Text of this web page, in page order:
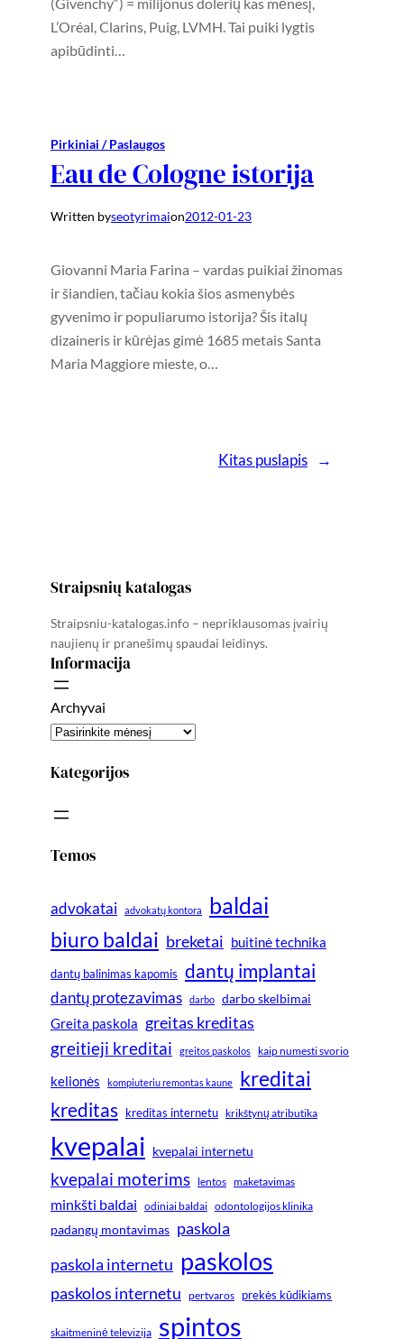
L’Oréal, Clarins, Puig, LVMH. Tai puiki lygtis
apibūdinti…
Pirkiniai / Paslaugos
Eau de Cologne istorija
Written byseotyrimaion2012-01-23
Giovanni Maria Farina – vardas puikiai žinomas
ir šiandien, tačiau kokia šios asmenybės
gyvenimo ir populiarumo istorija? Šis italų
dizaineris ir kūrėjas gimė 1685 metais Santa
Maria Maggiore mieste, o…
Kitas puslapis →
Straipsnių katalogas
Straipsniu-katalogas.info – nepriklausomas įvairių
naujienų ir pranešimų spaudai leidinys.
Informacija
Archyvai
Kategorijos
Temos
advokatai advokatų kontora baldai
biuro baldai breketai buitinė technika
dantų balinimas kapomis dantų implantai
dantų protezavimas darbo darbo skelbimai
Greita paskola greitas kreditas
greitieji kreditai greitos paskolos kaip numesti svorio
kelionės kompiuteriu remontas kaune kreditai
kreditas kreditas internetu krikštynų atributika
kvepalai kvepalai internetu
kvepalai moterims lentos maketavimas
minkšti baldai odiniai baldai odontologijos klinika
padangų montavimas paskola
paskola internetu paskolos
paskolos internetu pertvaros prekės kūdikiams
skaitmeninė televizija spintos